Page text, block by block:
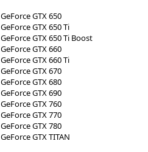
GeForce GTX 650
GeForce GTX 650 Ti
GeForce GTX 650 Ti Boost
GeForce GTX 660
GeForce GTX 660 Ti
GeForce GTX 670
GeForce GTX 680
GeForce GTX 690
GeForce GTX 760
GeForce GTX 770
GeForce GTX 780
GeForce GTX TITAN